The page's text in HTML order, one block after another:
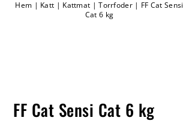
Hem | Katt | Kattmat |Torrfoder| FF Cat Sensi
Cat 6 kg
FF Cat Sensi Cat 6 kg